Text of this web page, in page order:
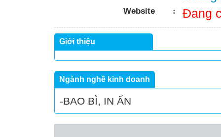
Website : Đang
Giới thiệu
Ngành nghề kinh doanh
-BAO BÌ, IN ẤN